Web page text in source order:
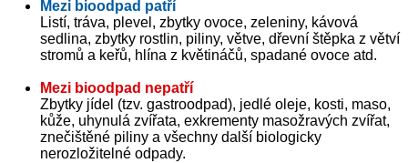
Mezi bioodpad patří
Listí, tráva, plevel, zbytky ovoce, zeleniny, kávová
sedlina, zbytky rostlin, piliny, větve, dřevní štěpka z větví
stromů a keřů, hlína z květináčů, spadané ovoce atd.
Mezi bioodpad nepatří
Zbytky jídel (tzv. gastroodpad), jedlé oleje, kosti, maso,
kůže, uhynulá zvířata, exkrementy masožravých zvířat,
znečištěné piliny a všechny další biologicky
nerozložitelné odpady.